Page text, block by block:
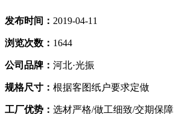
发布时间： 2019-04-11
浏览次数： 1644
公司品牌： 河北·光振
规格尺寸： 根据客图纸户要求定做
工厂优势： 选材严格/做工细致/交期保障